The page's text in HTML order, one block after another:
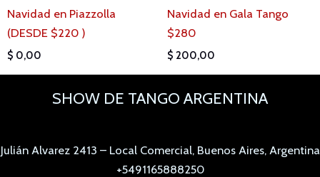
Navidad en Piazzolla
(DESDE $220 )
$ 0,00
Navidad en Gala Tango
$280
$ 200,00
SHOW DE TANGO ARGENTINA
Julián Alvarez 2413 – Local Comercial, Buenos Aires, Argentina
+5491165888250